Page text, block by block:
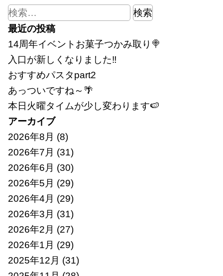
検
索:
最近の投稿
14周年イベントお菓子つかみ取り🍭
入口が新しくなりました‼
おすすめパスタpart2
あっついですね～🌴
本日火曜タイムが少し変わります🍉
アーカイブ
2026年8月 (8)
2026年7月 (31)
2026年6月 (30)
2026年5月 (29)
2026年4月 (29)
2026年3月 (31)
2026年2月 (27)
2026年1月 (29)
2025年12月 (31)